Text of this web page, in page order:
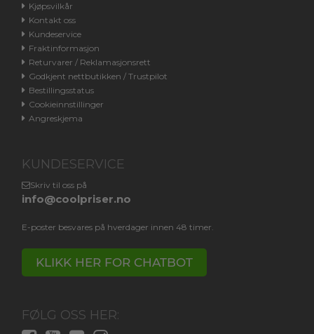
Kjøpsvilkår
Kontakt oss
Kundeservice
Fraktinformasjon
Returvarer / Reklamasjonsrett
Godkjent nettbutikken / Trustpilot
Bestillingsstatus
Cookieinnstillinger
Angreskjema
KUNDESERVICE
Skriv til oss på
info@coolpriser.no
E-poster besvares på hverdager innen 48 timer.
KLIKK HER FOR CHATBOT
FØLG OSS HER: